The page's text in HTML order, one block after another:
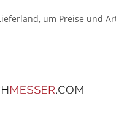
um Preise und